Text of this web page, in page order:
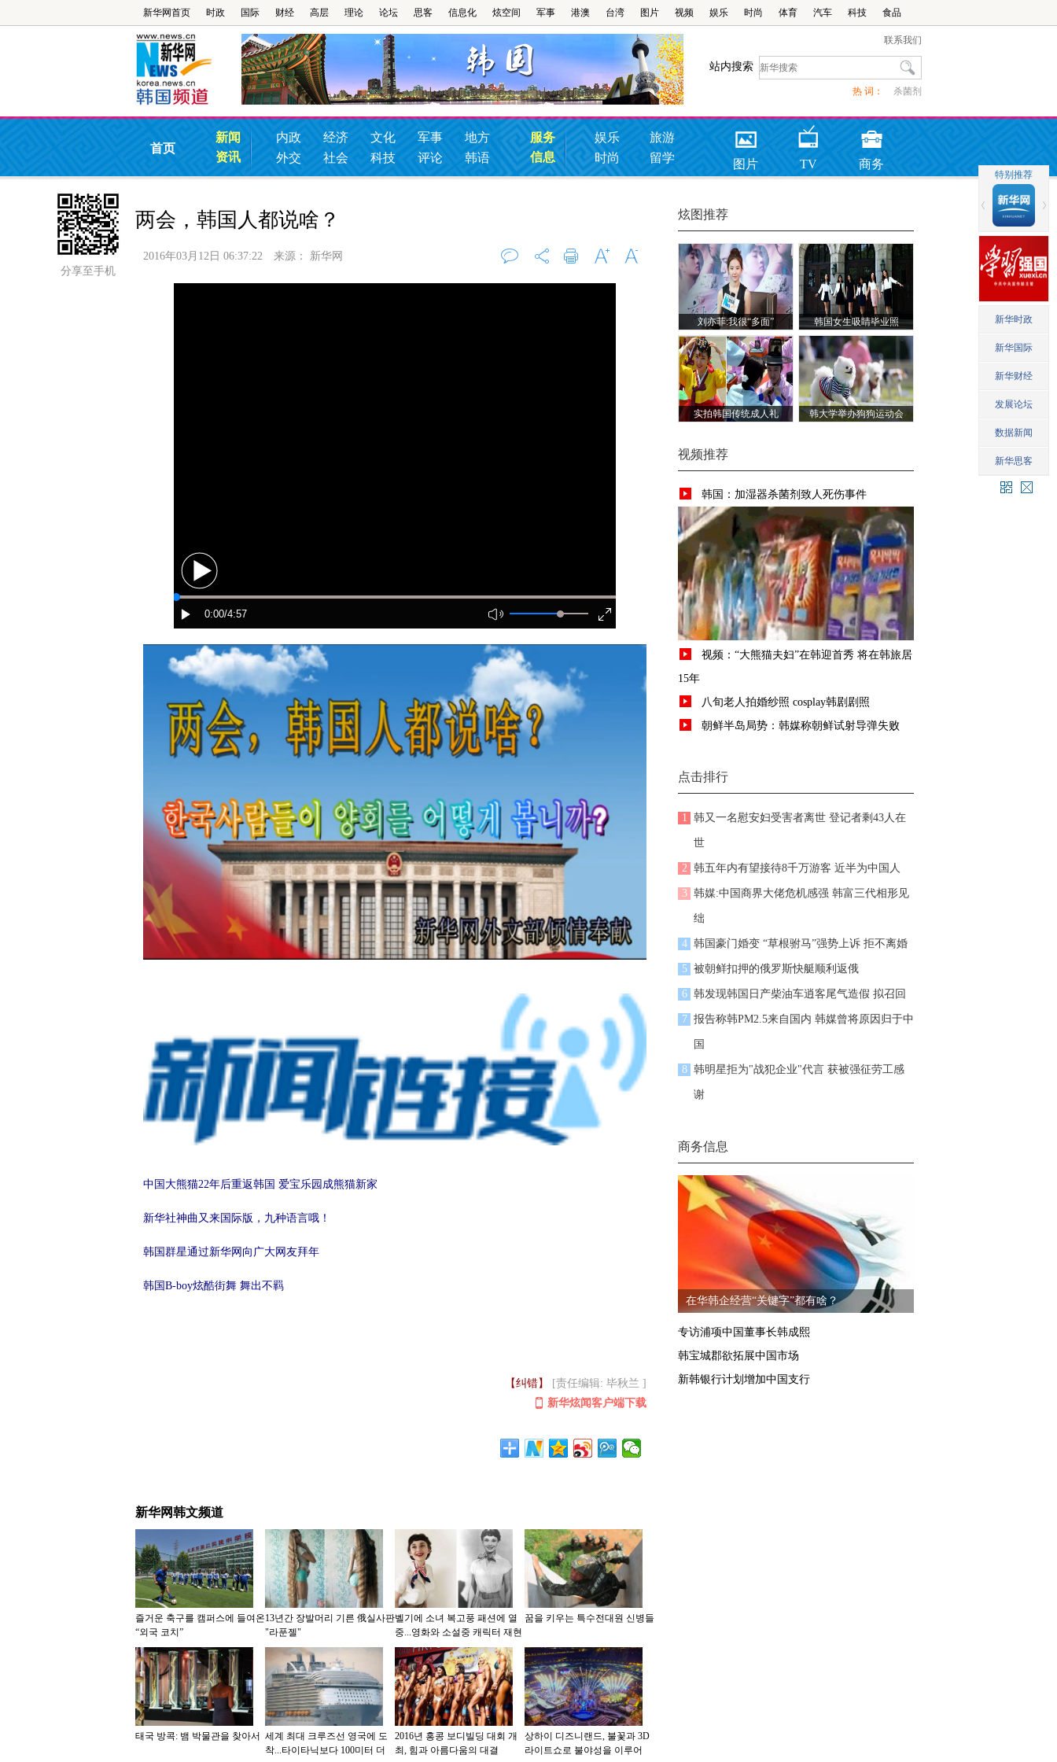
新华网首页 时政 国际 财经 高层 理论 论坛 思客 信息化 炫空间 军事 港澳 台湾 图片 视频 娱乐 时尚 体育 汽车 科技 食品
联系我们
站内搜索
热 词： 杀菌剂
首页
新闻
资讯
内政 经济 文化 军事
地方
外交
社会 科技 评论 韩语
服务
信息
娱乐
旅游
时尚
留学 图片 TV 商务
分享至手机
炫图推荐
刘亦菲:我很“多面” 韩国女生吸睛毕业照
实拍韩国传统成人礼 韩大学举办狗狗运动会
视频推荐
韩国：加湿器杀菌剂致人死伤事件
视频：“大熊猫夫妇”在韩迎首秀 将在韩旅居
15年
八旬老人拍婚纱照 cosplay韩剧剧照
朝鲜半岛局势：韩媒称朝鲜试射导弹失败
点击排行
1 韩又一名慰安妇受害者离世 登记者剩43人在
世
2 韩五年内有望接待8千万游客 近半为中国人
3 韩媒:中国商界大佬危机感强 韩富三代相形见
绌
4 韩国豪门婚变 “草根驸马”强势上诉 拒不离婚
5 被朝鲜扣押的俄罗斯快艇顺利返俄
6 韩发现韩国日产柴油车逍客尾气造假 拟召回
7 报告称韩PM2.5来自国内 韩媒曾将原因归于中
国
8 韩明星拒为"战犯企业"代言 获被强征劳工感
谢
商务信息
在华韩企经营“关键字”都有啥？
专访浦项中国董事长韩成熙
韩宝城郡欲拓展中国市场
新韩银行计划增加中国支行
两会，韩国人都说啥？
2016年03月12日 06:37:22 来源： 新华网
中国大熊猫22年后重返韩国 爱宝乐园成熊猫新家
新华社神曲又来国际版，九种语言哦！
韩国群星通过新华网向广大网友拜年
韩国B-boy炫酷街舞 舞出不羁
【纠错】
[责任编辑: 毕秋兰 ]
新华炫闻客户端下载
新华网韩文频道
즐거운 축구를 캠퍼스에 들여온
“외국 코치”
13년간 장발머리 기른 俄실사판
"라푼젤"
벨기에 소녀 복고풍 패션에 열
중...영화와 소설중 캐릭터 재현
꿈을 키우는 특수전대원 신병들
태국 방콕: 뱀 박물관을 찾아서 세계 최대 크루즈선 영국에 도
착...타이타닉보다 100미터 더
2016년 홍콩 보디빌딩 대회 개
최, 힘과 아름다움의 대결
상하이 디즈니랜드, 불꽃과 3D
라이트쇼로 불야성을 이루어